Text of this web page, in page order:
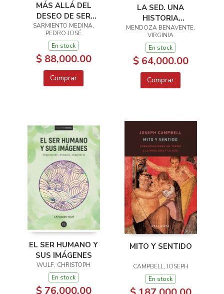
MÁS ALLÁ DEL
DESEO DE SER
PADRES
SARMIENTO MEDINA,
PEDRO JOSÉ
En stock
$ 88,000.00
Comprar
LA SED. UNA
HISTORIA
ANTROPOLÓGICA (Y
PERSONAL) DE LA
VIDA EN TIERRAS DE
LLUVIA ESCASA
MENDOZA BENAVENTE,
VIRGINIA
En stock
$ 64,000.00
Comprar
EL SER HUMANO Y
SUS IMÁGENES
WULF, CHRISTOPH
En stock
$ 76,000.00
MITO Y SENTIDO
CAMPBELL, JOSEPH
En stock